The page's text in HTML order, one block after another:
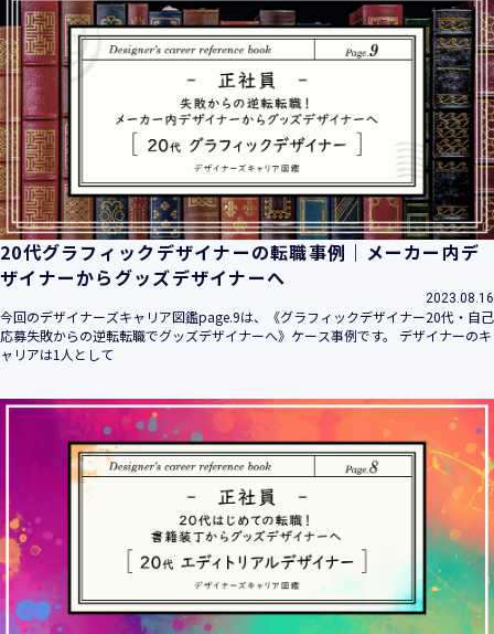
20代グラフィックデザイナーの転職事例｜メーカー内デ
ザイナーからグッズデザイナーへ
2023.08.16
今回のデザイナーズキャリア図鑑page.9は、《グラフィックデザイナー20代・自己
応募失敗からの逆転転職でグッズデザイナーへ》ケース事例です。 デザイナーのキ
ャリアは1人として